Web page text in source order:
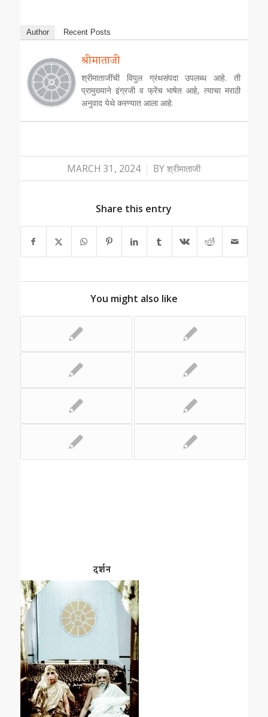
Author Recent Posts
श्रीमाताजी
श्रीमाताजींची विपुल ग्रंथसंपदा उपलब्ध आहे. ती
प्रामुख्याने इंग्रजी व फ्रेंच भाषेत आहे, त्याचा मराठी
अनुवाद येथे करण्यात आला आहे.
MARCH 31, 2024
/ BYश्रीमाताजी
Share this entry
You might also like
दर्शन